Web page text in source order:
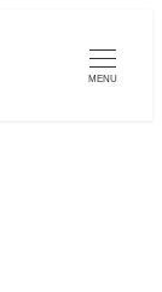
MENU